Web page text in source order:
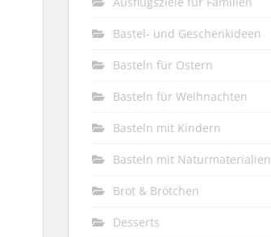
Bastel- und Geschenkideen
Basteln für Ostern
Basteln für Weihnachten
Basteln mit Kindern
Basteln mit Naturmaterialien
Brot & Brötchen
Desserts